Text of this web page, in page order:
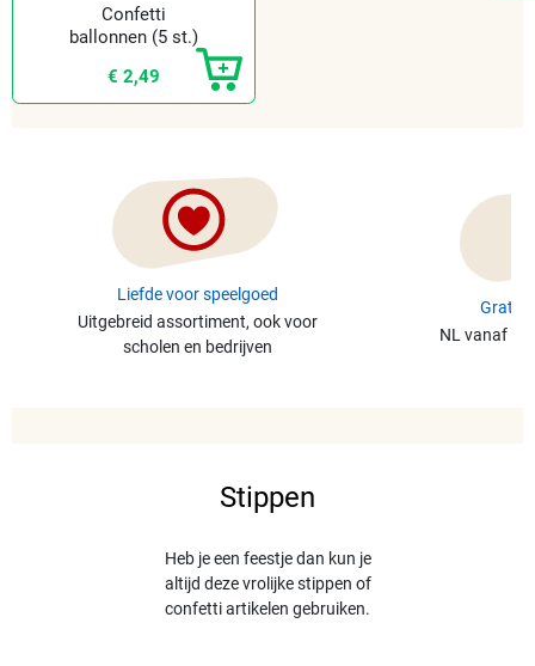
Confetti
ballonnen (5 st.)
€ 2,49
Liefde voor speelgoed
Uitgebreid assortiment, ook voor
scholen en bedrijven
Gratis
NL vanaf
Stippen
Heb je een feestje dan kun je
altijd deze vrolijke stippen of
confetti artikelen gebruiken.